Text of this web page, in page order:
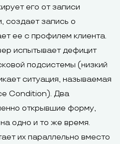
его от записи
создает запись о
ее с профилем клиента.
испытывает дефицит
подсистемы (низкий
ситуация, называемая
Condition). Два
открывшие форму,
одно и то же время.
их параллельно вместо